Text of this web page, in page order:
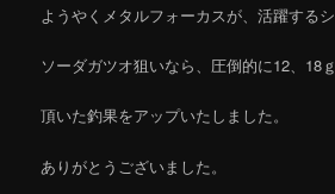
ようやくメタルフォーカスが、活躍するシ
ソーダガツオ狙いなら、圧倒的に12、18
頂いた釣果をアップいたしました。
ありがとうございました。